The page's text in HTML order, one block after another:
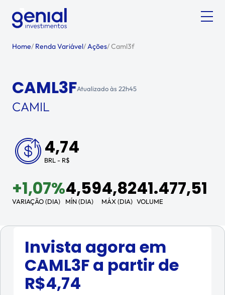
Home/ Renda Variável/Ações/Caml3f
CAML3FAtualizado às 22h45
CAMIL
4,74
BRL - R$
+1,07%
VARIAÇÃO (DIA)
4,59
MÍN (DIA)
4,82
MÁX (DIA)
41.477,51
VOLUME
Invista agora em
CAML3Fa partir de
R$4,74